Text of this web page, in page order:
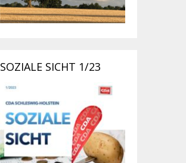
SOZIALE SICHT 1/23